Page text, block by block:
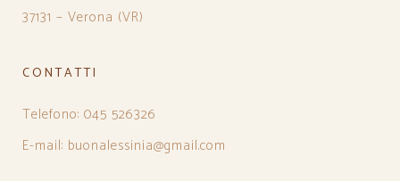
37131 – Verona (VR)
CONTATTI
Telefono: 045 526326
E-mail: buonalessinia@gmail.com